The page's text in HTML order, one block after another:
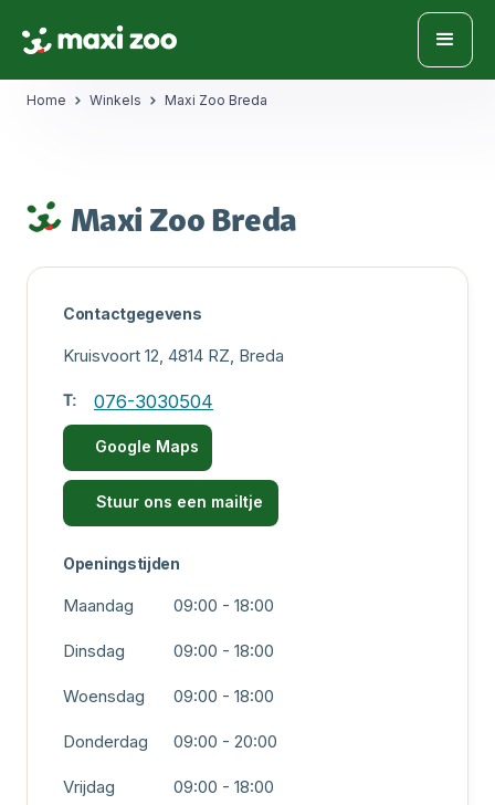
Home Winkels Maxi Zoo Breda
Maxi Zoo Breda
Contactgegevens
Kruisvoort 12, 4814 RZ, Breda
T: 076-3030504
Google Maps
Stuur ons een mailtje
Openingstijden
Maandag 09:00 - 18:00
Dinsdag 09:00 - 18:00
Woensdag 09:00 - 18:00
Donderdag 09:00 - 20:00
Vrijdag 09:00 - 18:00